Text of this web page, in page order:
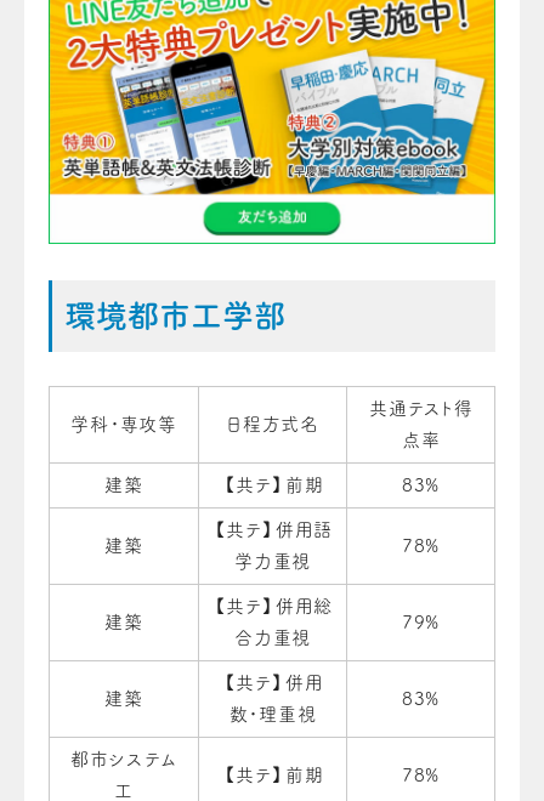
環境都市工学部
学科・専攻等 日程方式名
共通テスト得
点率
建築 【共テ】前期 83%
建築
【共テ】併用語
学力重視
78%
建築
【共テ】併用総
合力重視
79%
建築
【共テ】併用
数・理重視
83%
都市システム
工
【共テ】前期 78%